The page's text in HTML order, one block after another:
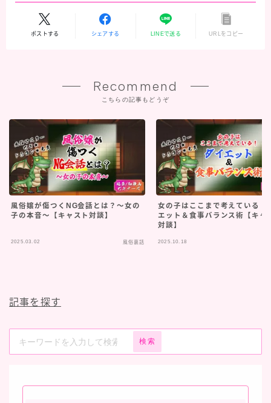
ポストする シェアする LINEで送る URLをコピー
Recommend
こちらの記事もどうぞ
風俗嬢が傷つくNG会話とは？～女の
子の本音～【キャスト対談】
2025.03.02 風俗裏話
女の子はここまで考えている！
エット＆食事バランス術【キャ
対談】
2025.10.18
記事を探す
検索